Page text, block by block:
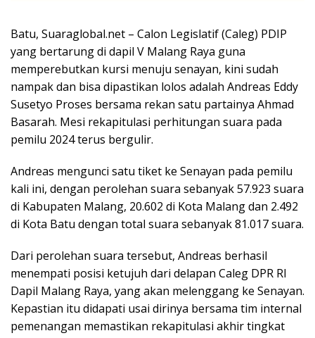
Batu, Suaraglobal.net – Calon Legislatif (Caleg) PDIP
yang bertarung di dapil V Malang Raya guna
memperebutkan kursi menuju senayan, kini sudah
nampak dan bisa dipastikan lolos adalah Andreas Eddy
Susetyo Proses bersama rekan satu partainya Ahmad
Basarah. Mesi rekapitulasi perhitungan suara pada
pemilu 2024 terus bergulir.
Andreas mengunci satu tiket ke Senayan pada pemilu
kali ini, dengan perolehan suara sebanyak 57.923 suara
di Kabupaten Malang, 20.602 di Kota Malang dan 2.492
di Kota Batu dengan total suara sebanyak 81.017 suara.
Dari perolehan suara tersebut, Andreas berhasil
menempati posisi ketujuh dari delapan Caleg DPR RI
Dapil Malang Raya, yang akan melenggang ke Senayan.
Kepastian itu didapati usai dirinya bersama tim internal
pemenangan memastikan rekapitulasi akhir tingkat